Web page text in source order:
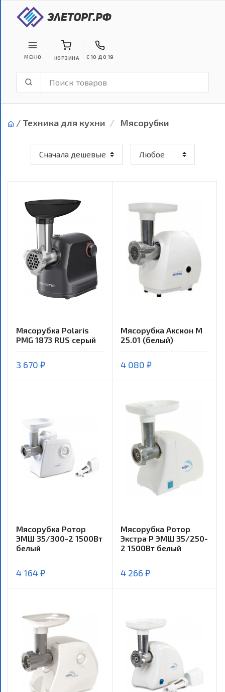
МЕНЮ КОРЗИНА С 10 ДО 19
/ Техника для кухни Мясорубки
Мясорубка Polaris
PMG 1873 RUS серый
3 670 ₽
Мясорубка Аксион M
25.01 (белый)
4 080 ₽
Мясорубка Ротор
ЭМШ 35/300-2 1500Вт
белый
4 164 ₽
Мясорубка Ротор
Экстра Р ЭМШ 35/250-
2 1500Вт белый
4 266 ₽